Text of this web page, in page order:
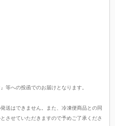
等への投函でのお届けとなります。
送はできません。また、冷凍便商品との同
させていただきますので予めご了承くださ